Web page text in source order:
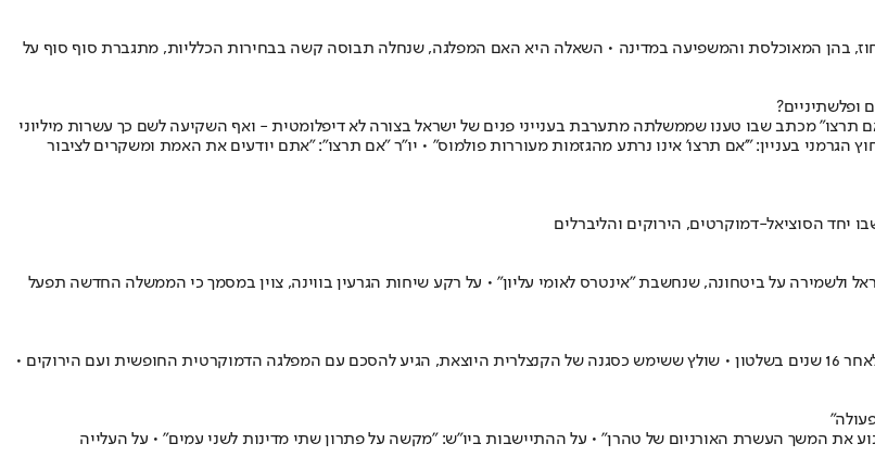
בהן המאוכלסת והמשפיעה במדינה • השאלה היא האם המפלגה, שנחלה תבוסה קשה בבחירות הכלליות, מתגברת סוף סוף על
ופלשתיניים?
תרצו" מכתב שבו טענו שממשלתה מתערבת בענייני פנים של ישראל בצורה לא דיפלומטית - ואף השקיעה לשם כך עשרות מיליוני
בעניין: "'אם תרצו' אינו נרתע מהגזמות מעוררות פולמוס" • יו"ר "אם תרצו": "אתם יודעים את האמת ומשקרים לציבור
ולשמירה על ביטחונה, שנחשבת "אינטרס לאומי עליון" • על רקע שיחות הגרעין בווינה, צוין במסמך כי הממשלה החדשה תפעל
מנהיג המפלגה הסוציאל-דמוקרטית סיים את מלאכת הרכבת הממשלה ויחליף את מרקל לאחר 16 שנים בשלטון • שולץ ששימש כסגנה של הקנצלרית היוצאת, הגיע להסכם עם המפלגה הדמוקרטית החופשית ועם הירוקים •
את המשך העשרת האורניום של טהרן" • על ההתיישבות ביו"ש: "מקשה על פתרון שתי מדינות לשני עמים" • על העלייה